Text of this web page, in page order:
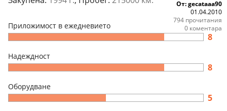
Приложимост в ежедневието
8
Надеждност
8
Оборудване
5
От: gecataaa90
01.04.2010
794 прочитания
0 коментара